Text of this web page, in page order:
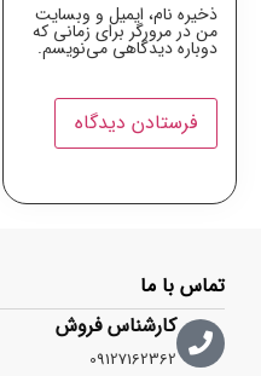
ذخیره نام، ایمیل و وبسایت
من در مرورگر برای زمانی که
دوباره دیدگاهی می‌نویسم.
تماس با ما
کارشناس فروش
09127162362